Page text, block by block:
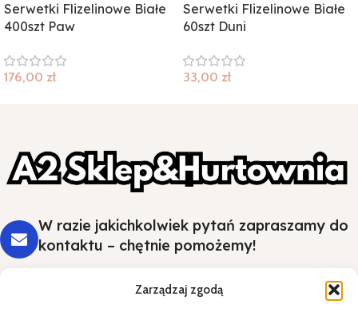
Zarządzaj zgodą
Serwetki Flizelinowe Białe
400szt Paw
176,00 zł
Serwetki Flizelinowe Białe
60szt Duni
33,00 zł
W razie jakichkolwiek pytań zapraszamy do
kontaktu – chętnie pomożemy!